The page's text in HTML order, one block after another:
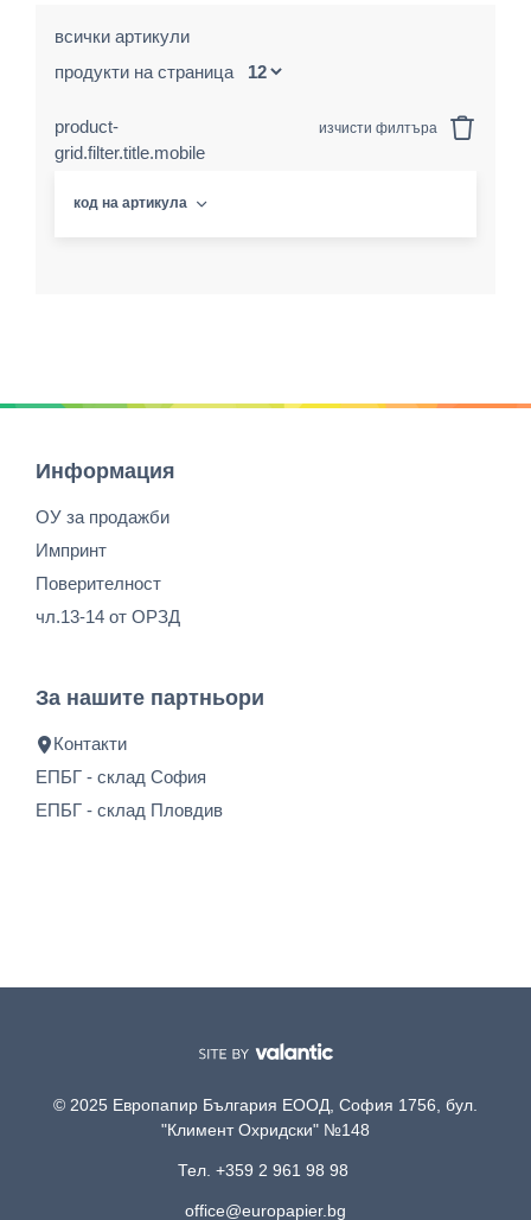
всички артикули
продукти на страница
product-
grid.filter.title.mobile
изчисти филтъра
код на артикула
Информация
ОУ за продажби
Импринт
Поверителност
чл.13-14 от ОРЗД
За нашите партньори
Контакти
ЕПБГ - склад София
ЕПБГ - склад Пловдив
© 2025 Европапир България ЕООД, София 1756, бул.
"Климент Охридски" №148
Тел. +359 2 961 98 98
office@europapier.bg